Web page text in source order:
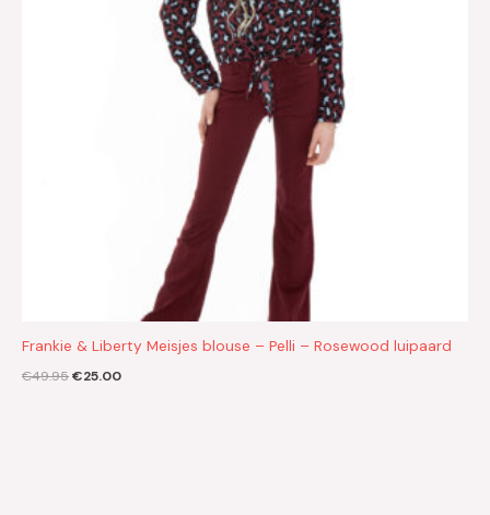
Frankie & Liberty Meisjes blouse – Pelli – Rosewood luipaard
€49.95€25.00